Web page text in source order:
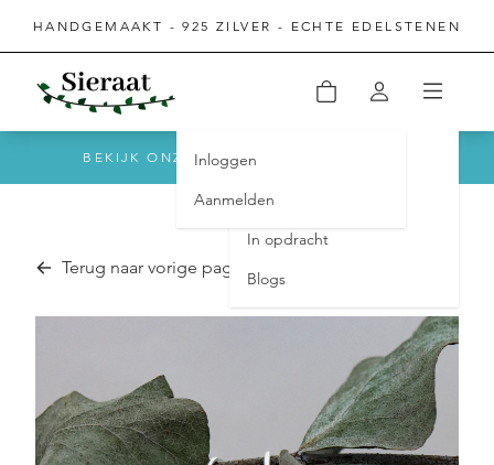
HANDGEMAAKT - 925 ZILVER - ECHTE EDELSTENEN
Inloggen
Aanmelden
Home
Sieraden
In opdracht
Blogs
BEKIJK ONZE REVIEWS OP TRUSTPILOT
Terug naar vorige pagina